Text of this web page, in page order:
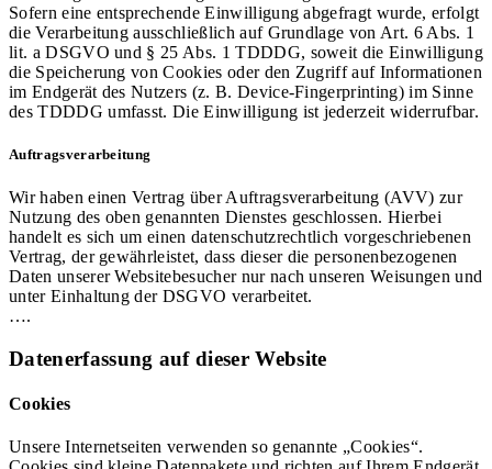
Sofern eine entsprechende Einwilligung abgefragt wurde, erfolgt
die Verarbeitung ausschließlich auf Grundlage von Art. 6 Abs. 1
lit. a DSGVO und § 25 Abs. 1 TDDDG, soweit die Einwilligung
die Speicherung von Cookies oder den Zugriff auf Informationen
im Endgerät des Nutzers (z. B. Device-Fingerprinting) im Sinne
des TDDDG umfasst. Die Einwilligung ist jederzeit widerrufbar.
Auftragsverarbeitung
Wir haben einen Vertrag über Auftragsverarbeitung (AVV) zur
Nutzung des oben genannten Dienstes geschlossen. Hierbei
handelt es sich um einen datenschutzrechtlich vorgeschriebenen
Vertrag, der gewährleistet, dass dieser die personenbezogenen
Daten unserer Websitebesucher nur nach unseren Weisungen und
unter Einhaltung der DSGVO verarbeitet.
….
Datenerfassung auf dieser Website
Cookies
Unsere Internetseiten verwenden so genannte „Cookies“.